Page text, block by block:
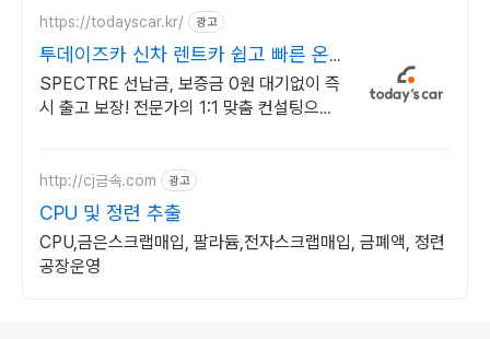
https://todayscar.kr/ 광고
투데이즈카 신차 렌트카 쉽고 빠른 온
라인 견적
SPECTRE 선납금, 보증금 0원 대기없이 즉
시 출고 보장! 전문가의 1:1 맞춤 컨설팅으로
http://cj금속.com 광고
CPU 및 정련 추출
CPU,금은스크랩매입, 팔라듐,전자스크랩매입, 금폐액, 정련
공장운영